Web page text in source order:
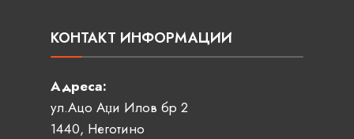
КОНТАКТ ИНФОРМАЦИИ
Адреса:
ул.Ацо Аџи Илов бр 2
1440, Неготино